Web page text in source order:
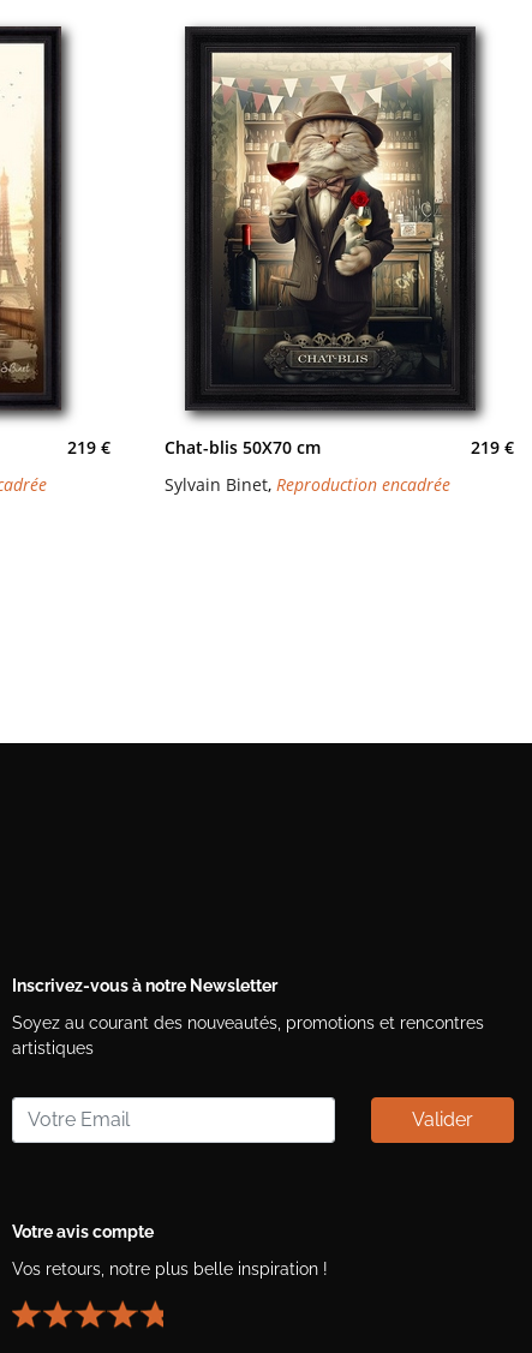
219 €
Chat-blis 50X70 cm
219 €
Sylvain Binet, Reproduction encadrée
Inscrivez-vous à notre Newsletter
Soyez au courant des nouveautés, promotions et rencontres
artistiques
Valider
Votre avis compte
Vos retours, notre plus belle inspiration !